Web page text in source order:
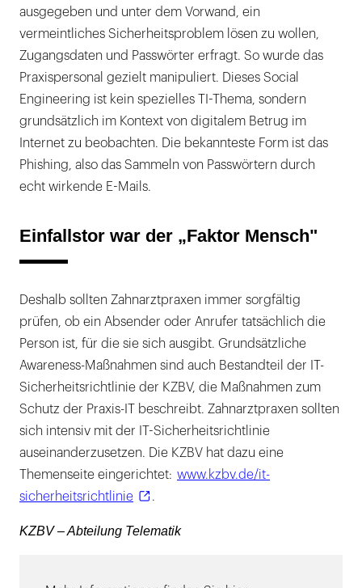
ausgegeben und unter dem Vorwand, ein
vermeintliches Sicherheitsproblem lösen zu wollen,
Zugangsdaten und Passwörter erfragt. So wurde das
Praxispersonal gezielt manipuliert. Dieses Social
Engineering ist kein spezielles TI-Thema, sondern
grundsätzlich im Kontext von digitalem Betrug im
Internet zu beobachten. Die bekannteste Form ist das
Phishing, also das Sammeln von Passwörtern durch
echt wirkende E-Mails.
Einfallstor war der „Faktor Mensch"
Deshalb sollten Zahnarztpraxen immer sorgfältig
prüfen, ob ein Absender oder Anrufer tatsächlich die
Person ist, für die sie sich ausgibt. Grundsätzliche
Awareness-Maßnahmen sind auch Bestandteil der IT-
Sicherheitsrichtlinie der KZBV, die Maßnahmen zum
Schutz der Praxis-IT beschreibt. Zahnarztpraxen sollten
sich intensiv mit der IT-Sicherheitsrichtlinie
auseinanderzusetzen. Die KZBV hat dazu eine
Themenseite eingerichtet: www.kzbv.de/it-
sicherheitsrichtlinie
.
KZBV – Abteilung Telematik